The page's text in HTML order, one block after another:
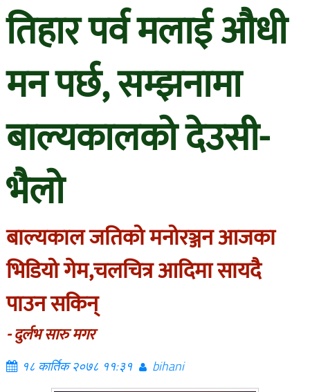
तिहार पर्व मलाई औधी
मन पर्छ, सम्झनामा
बाल्यकालको देउसी-
भैलो
बाल्यकाल जतिको मनोरञ्जन आजका
भिडियो गेम,चलचित्र आदिमा सायदै
पाउन सकिन्
- दुर्लभ सारु मगर
१८ कार्तिक २०७८ ११:३१ bihani